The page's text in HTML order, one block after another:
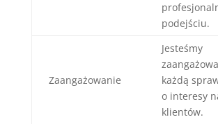
podejściu.
Zaangażowanie
Jesteśmy
każdą
o interesy
klientów.